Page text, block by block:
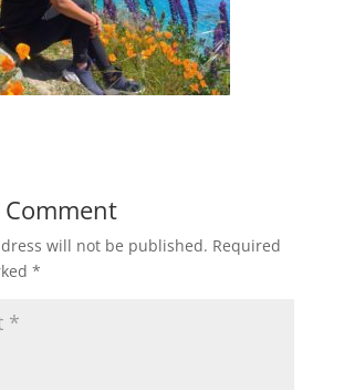
will not be published. Required
*